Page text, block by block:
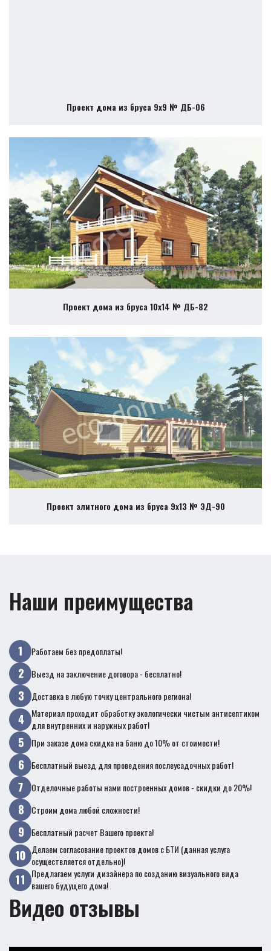
Проект дома из бруса 9х9 № ДБ-06
Проект дома из бруса 10х14 № ДБ-82
Проект элитного дома из бруса 9х13 № ЭД-90
Наши преимущества
Работаем без предоплаты!
Выезд на заключение договора - бесплатно!
Доставка в любую точку центрального региона!
Материал проходит обработку экологически чистым антисептиком
для внутренних и наружных работ!
При заказе дома скидка на баню до 10% от стоимости!
Бесплатный выезд для проведения послеусадочных работ!
Отделочные работы нами построенных домов - скидки до 20%!
Строим дома любой сложности!
Бесплатный расчет Вашего проекта!
Делаем согласование проектов домов с БТИ (данная услуга
осуществляется отдельно)!
Предлагаем услуги дизайнера по созданию визуального вида
вашего будущего дома!
Видео отзывы